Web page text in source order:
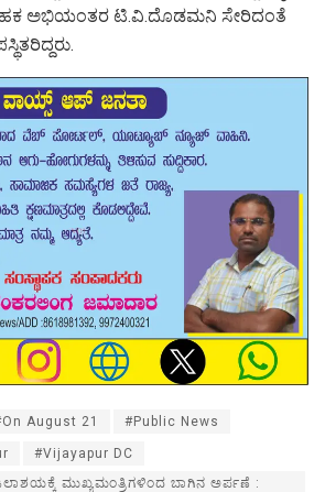
ಅಭಿಯಂತರ ಟಿ.ವಿ.ದೊಡಮನಿ ಸೇರಿದಂತೆ
August 21 #Public News
#Vijayapur DC
ಮುಖ್ಯಮಂತ್ರಿಗಳಿಂದ ಬಾಗಿನ ಅರ್ಪಣೆ :